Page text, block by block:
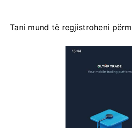
Tani mund të regjistroheni